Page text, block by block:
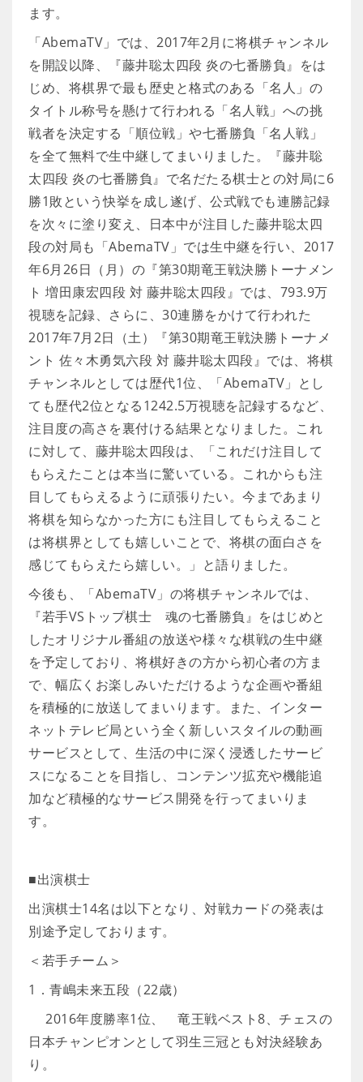
ます。
「AbemaTV」では、2017年2月に将棋チャンネル
を開設以降、『藤井聡太四段 炎の七番勝負』をは
じめ、将棋界で最も歴史と格式のある「名人」の
タイトル称号を懸けて行われる「名人戦」への挑
戦者を決定する「順位戦」や七番勝負「名人戦」
を全て無料で生中継してまいりました。『藤井聡
太四段 炎の七番勝負』で名だたる棋士との対局に6
勝1敗という快挙を成し遂げ、公式戦でも連勝記録
を次々に塗り変え、日本中が注目した藤井聡太四
段の対局も「AbemaTV」では生中継を行い、2017
年6月26日（月）の『第30期竜王戦決勝トーナメン
ト 増田康宏四段 対 藤井聡太四段』では、793.9万
視聴を記録、さらに、30連勝をかけて行われた
2017年7月2日（土）『第30期竜王戦決勝トーナメ
ント 佐々木勇気六段 対 藤井聡太四段』では、将棋
チャンネルとしては歴代1位、「AbemaTV」とし
ても歴代2位となる1242.5万視聴を記録するなど、
注目度の高さを裏付ける結果となりました。これ
に対して、藤井聡太四段は、「これだけ注目して
もらえたことは本当に驚いている。これからも注
目してもらえるように頑張りたい。今まであまり
将棋を知らなかった方にも注目してもらえること
は将棋界としても嬉しいことで、将棋の面白さを
感じてもらえたら嬉しい。」と語りました。
今後も、「AbemaTV」の将棋チャンネルでは、
『若手VSトップ棋士 魂の七番勝負』をはじめと
したオリジナル番組の放送や様々な棋戦の生中継
を予定しており、将棋好きの方から初心者の方ま
で、幅広くお楽しみいただけるような企画や番組
を積極的に放送してまいります。また、インター
ネットテレビ局という全く新しいスタイルの動画
サービスとして、生活の中に深く浸透したサービ
スになることを目指し、コンテンツ拡充や機能追
加など積極的なサービス開発を行ってまいりま
す。
■出演棋士
出演棋士14名は以下となり、対戦カードの発表は
別途予定しております。
＜若手チーム＞
1．青嶋未来五段（22歳）
2016年度勝率1位、 竜王戦ベスト8、チェスの
日本チャンピオンとして羽生三冠とも対決経験あ
り。